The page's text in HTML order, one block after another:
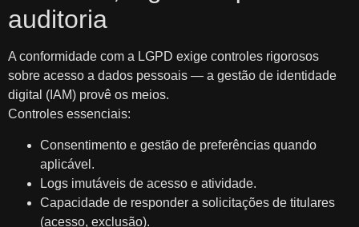
auditoria
A conformidade com a LGPD exige controles rigorosos
sobre acesso a dados pessoais — a gestão de identidade
digital (IAM) provê os meios.
Controles essenciais:
Consentimento e gestão de preferências quando
aplicável.
Logs imutáveis de acesso e atividade.
Capacidade de responder a solicitações de titulares
(acesso, exclusão).